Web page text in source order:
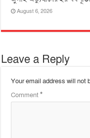
August 6, 2026
Leave a Reply
Your email address will not
Comment*